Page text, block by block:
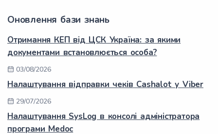
Оновлення бази знань
Отримання КЕП від ЦСК Україна: за якими
документами встановлюється особа?
03/08/2026
Налаштування відправки чеків Cashalot у Viber
29/07/2026
Налаштування SysLog в консолі адміністратора
програми Medoc